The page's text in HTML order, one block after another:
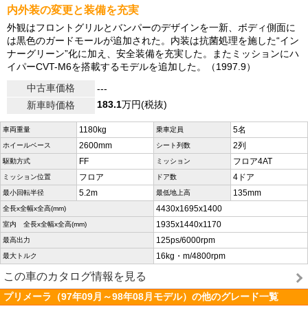
内外装の変更と装備を充実
外観はフロントグリルとバンパーのデザインを一新、ボディ側面に
は黒色のガードモールが追加された。内装は抗菌処理を施した“イン
ナーグリーン”化に加え、安全装備を充実した。またミッションにハ
イパーCVT-M6を搭載するモデルを追加した。（1997.9）
中古車価格
---
新車時価格
183.1万円(税抜)
車両重量 1180kg 乗車定員 5名
ホイールベース 2600mm シート列数 2列
駆動方式 FF ミッション フロア4AT
ミッション位置 フロア ドア数 4ドア
最小回転半径 5.2m 最低地上高 135mm
全長x全幅x全高(mm) 4430x1695x1400
室内 全長x全幅x全高(mm) 1935x1440x1170
最高出力 125ps/6000rpm
最大トルク 16kg・m/4800rpm
この車のカタログ情報を見る
プリメーラ（97年09月～98年08月モデル）の他のグレード一覧